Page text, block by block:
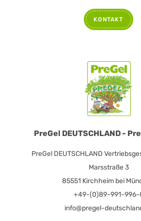
PreGel DEUTSCHLAND -
PreGel DEUTSCHLAND
Marsstraße 3
85551 Kirchheim bei
+49-(0)89-991-996-
info@pregel-
KONTAKT